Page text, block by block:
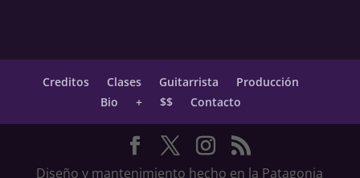
Creditos Clases Guitarrista
Producción
Bio
+ $$ Contacto
Diseño y mantenimiento hecho en la Patagonia